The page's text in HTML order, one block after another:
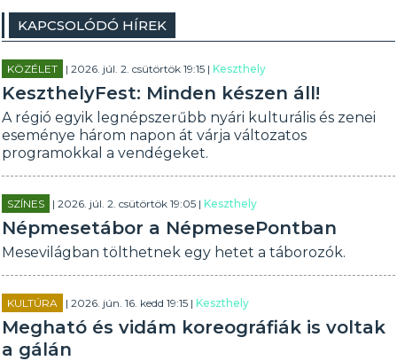
KAPCSOLÓDÓ HÍREK
KÖZÉLET | 2026. júl. 2. csütörtök 19:15 |Keszthely
KeszthelyFest: Minden készen áll!
A régió egyik legnépszerűbb nyári kulturális és zenei
eseménye három napon át várja változatos
programokkal a vendégeket.
SZÍNES | 2026. júl. 2. csütörtök 19:05 |Keszthely
Népmesetábor a NépmesePontban
Mesevilágban tölthetnek egy hetet a táborozók.
KULTÚRA | 2026. jún. 16. kedd 19:15 |Keszthely
Megható és vidám koreográfiák is voltak
a gálán